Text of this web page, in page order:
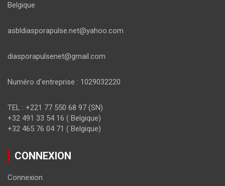
Belgique
asbldiasporapulse.net@yahoo.com
diasporapulsenet@gmail.com
Numéro d’entreprise : 1029032220
TEL : +221 77 550 68 97 (SN)
+32 491 33 54 16 ( Belgique)
+32 465 76 04 71 ( Belgique)
CONNEXION
Connexion